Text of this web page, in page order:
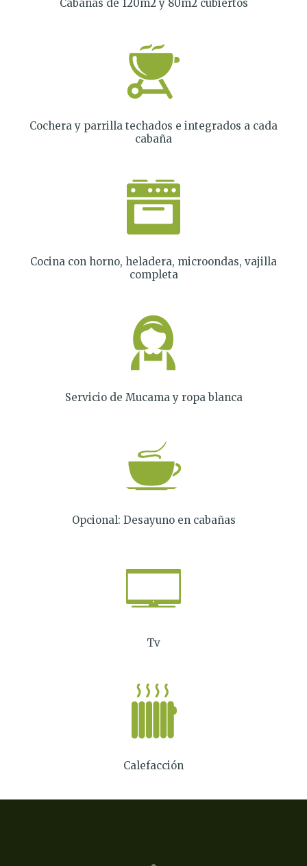
Cabañas de 120m2 y 80m2 cubiertos
Cochera y parrilla techados e integrados a cada
cabaña
Cocina con horno, heladera, microondas, vajilla
completa
Servicio de Mucama y ropa blanca
Opcional: Desayuno en cabañas
Tv
Calefacción